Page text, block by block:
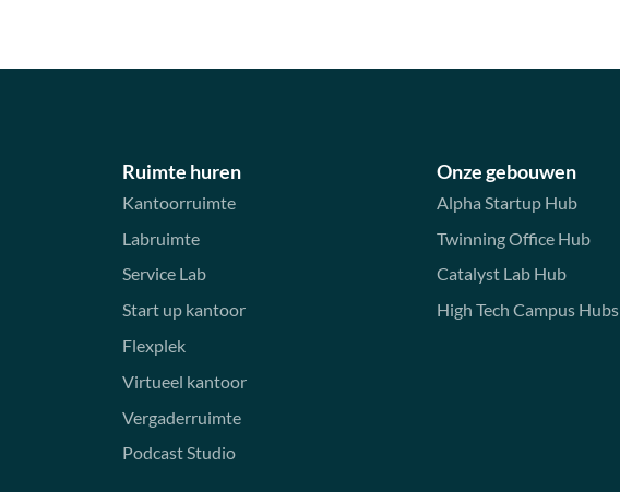
Ruimte huren
Kantoorruimte
Labruimte
Service Lab
Start up kantoor
Flexplek
Virtueel kantoor
Vergaderruimte
Podcast Studio
Onze gebouwen
Alpha Startup Hub
Twinning Office Hub
Catalyst Lab Hub
High Tech Campus Hubs